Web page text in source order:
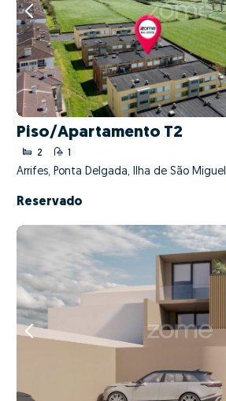
Piso/Apartamento T2
2 1
Arrifes, Ponta Delgada, Ilha de São Miguel
Reservado